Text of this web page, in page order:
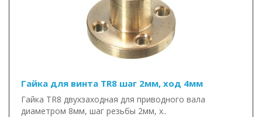
Гайка для винта TR8 шаг 2мм, ход 4мм
Гайка TR8 двухзаходная для приводного вала
диаметром 8мм, шаг резьбы 2мм, х..